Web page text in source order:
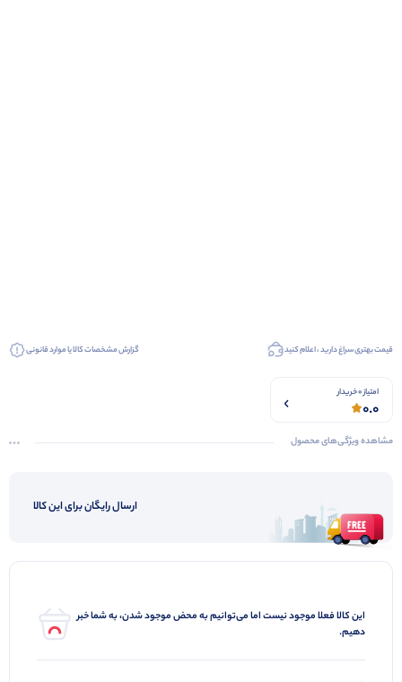
قیمت بهتری سراغ دارید ، اعلام کنید گزارش مشخصات کالا یا موارد قانونی
امتیاز 0 خریدار
0.0
مشاهده ویژگی‌های محصول
ارسال رایگان برای این کالا
این کالا فعلا موجود نیست اما می‌توانیم به محض موجود شدن، به شما خبر
دهیم.